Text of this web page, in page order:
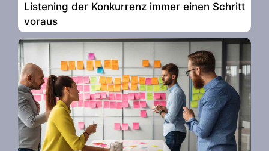
Listening der Konkurrenz immer einen Schritt
voraus